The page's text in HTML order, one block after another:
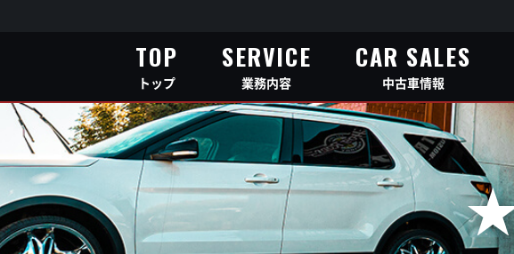
TOP
トップ
SERVICE
業務内容
CAR SALES
中古車情報